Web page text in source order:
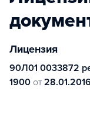
Лицензия
90Л01 0033872
1900 от 28.01.2016